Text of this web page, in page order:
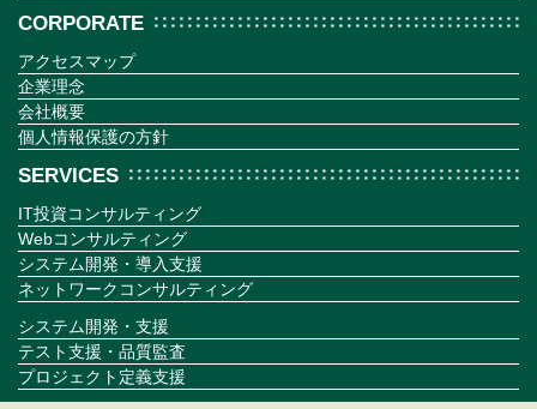
CORPORATE
アクセスマップ
企業理念
会社概要
個人情報保護の方針
SERVICES
IT投資コンサルティング
Webコンサルティング
システム開発・導入支援
ネットワークコンサルティング
システム開発・支援
テスト支援・品質監査
プロジェクト定義支援